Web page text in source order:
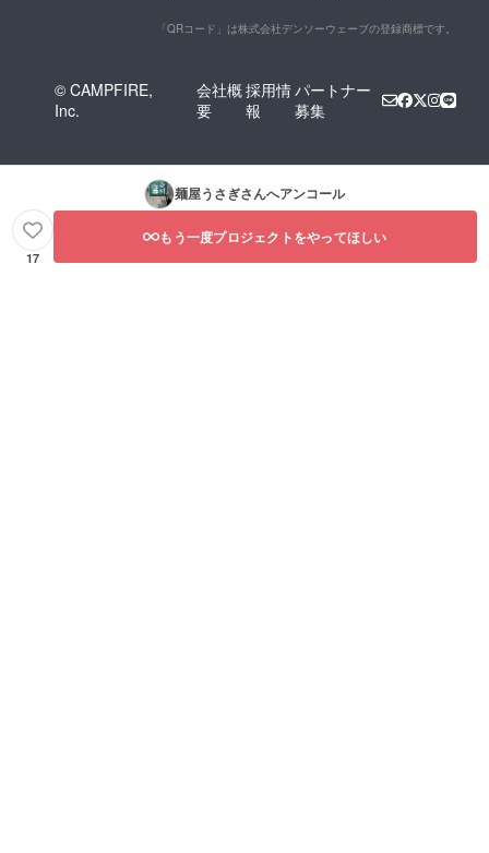
「QRコード」は株式会社デンソーウェーブの登録商標です。
© CAMPFIRE,
Inc.
会社概
要
採用情
報
パートナー
募集
麺屋うさぎさんへアンコール
17
もう一度プロジェクトをやってほしい